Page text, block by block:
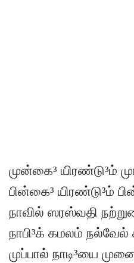
முன்கை³ யிரண்டு³ம்
பின்கை³ யிரண்டு³ம்
நாவில் ஸரஸ்வதி
நாபி³க் கமலம் நல்வேல்
முப்பால் நாடி³யை